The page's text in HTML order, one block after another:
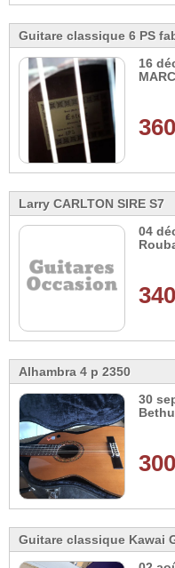
Guitare classique 6 PS
16
Larry CARLTON SIRE S7
04
Alhambra 4 p 2350
30
Guitare classique Kawai